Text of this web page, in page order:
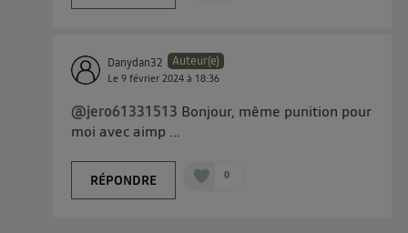
Danydan32 Auteur(e)
Le9 février 2024 à 18:36
@jero61331513 Bonjour, même punition pour
moi avec aimp ...
RÉPONDRE 0